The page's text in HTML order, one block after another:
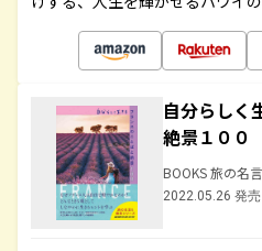
自分らしく
絶景１００
BOOKS 旅の名
2022.05.26 発売